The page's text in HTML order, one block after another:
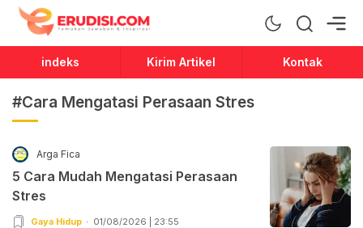
Erudisi
Temukan Jawaban dan Inspirasi
indeks Kirim Artikel Kontak
#Cara Mengatasi Perasaan Stres
Arga Fica
5 Cara Mudah Mengatasi Perasaan
Stres
Gaya Hidup 01/08/2026 | 23:55